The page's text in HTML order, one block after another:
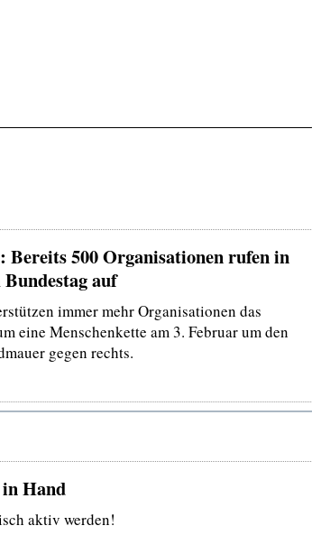
500 Organisationen rufen in
auf
immer mehr Organisationen das
eine Menschenkette am 3. Februar um den
gegen rechts.
Hand
aktiv werden!